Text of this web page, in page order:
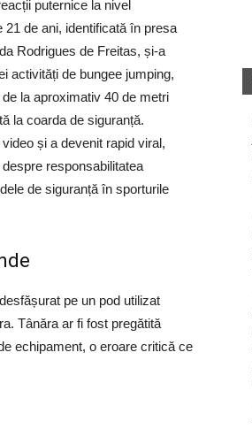
puternice la nivel
21 de ani, identificată în presa
Rodrigues de Freitas, și-a
activități de bungee jumping,
la aproximativ 40 de metri
la coarda de siguranță.
și a devenit rapid viral,
responsabilitatea
de siguranță în sporturile
pe un pod utilizat
Tânăra ar fi fost pregătită
echipament, o eroare critică ce